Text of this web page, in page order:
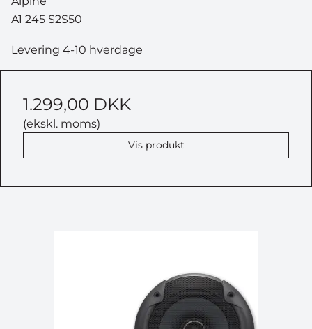
A1 245 S2S50
Levering 4-10 hverdage
1.299,00 DKK
(ekskl. moms)
Vis produkt